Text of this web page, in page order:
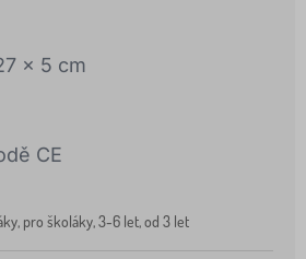
x 5 cm
CE
pro školáky, 3-6 let, od 3 let